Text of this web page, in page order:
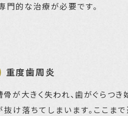
専門的な治療が必要です。
重度歯周炎
が大きく失われ、歯がぐらつき
抜け落ちてしまいます。ここま